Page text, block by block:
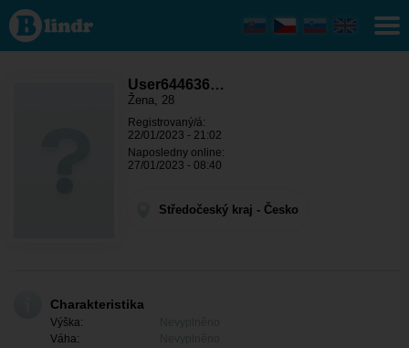
User644636522
- Ona hledá
někoho
Středočeský
User644636…
Žena, 28
Registrovaný/á:
22/01/2023 - 21:02
Naposledny online:
27/01/2023 - 08:40
Středočeský kraj - Česko
Charakteristika
Výška:
Váha: